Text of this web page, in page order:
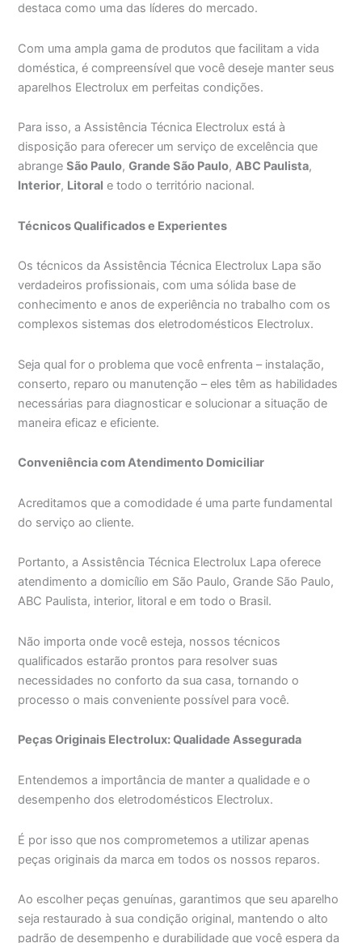
destaca como uma das líderes do mercado.
Com uma ampla gama de produtos que facilitam a vida
doméstica, é compreensível que você deseje manter seus
aparelhos Electrolux em perfeitas condições.
Para isso, a Assistência Técnica Electrolux está à
disposição para oferecer um serviço de excelência que
abrangeSão Paulo,Grande São Paulo,ABC Paulista,
Interior, Litoral e todo o território nacional.
Técnicos Qualificados e Experientes
Os técnicos da Assistência Técnica Electrolux Lapa são
verdadeiros profissionais, com uma sólida base de
conhecimento e anos de experiência no trabalho com os
complexos sistemas dos eletrodomésticos Electrolux.
Seja qual for o problema que você enfrenta – instalação,
conserto, reparo ou manutenção – eles têm as habilidades
necessárias para diagnosticar e solucionar a situação de
maneira eficaz e eficiente.
Conveniência com Atendimento Domiciliar
Acreditamos que a comodidade é uma parte fundamental
do serviço ao cliente.
Portanto, a Assistência Técnica Electrolux Lapa oferece
atendimento a domicílio em São Paulo, Grande São Paulo,
ABC Paulista, interior, litoral e em todo o Brasil.
Não importa onde você esteja, nossos técnicos
qualificados estarão prontos para resolver suas
necessidades no conforto da sua casa, tornando o
processo o mais conveniente possível para você.
Peças Originais Electrolux: Qualidade Assegurada
Entendemos a importância de manter a qualidade e o
desempenho dos eletrodomésticos Electrolux.
É por isso que nos comprometemos a utilizar apenas
peças originais da marca em todos os nossos reparos.
Ao escolher peças genuínas, garantimos que seu aparelho
seja restaurado à sua condição original, mantendo o alto
padrão de desempenho e durabilidade que você espera da